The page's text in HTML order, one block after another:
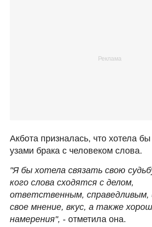
Акбота призналась, что хотела бы
узами брака с человеком слова.
"Я бы хотела связать свою
кого слова сходятся с делом,
ответственным,
свое мнение, вкус, а также
намерения", - отметила она.